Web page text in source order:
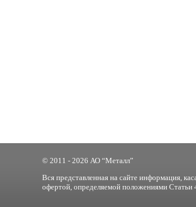
© 2011 - 2026 АО “Металл”
Вся представленная на сайте информация,
офертой, определяемой положениями Статьи